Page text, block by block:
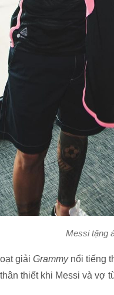
Messi tặng
giải Grammy nổi tiếng
thiết khi Messi và vợ